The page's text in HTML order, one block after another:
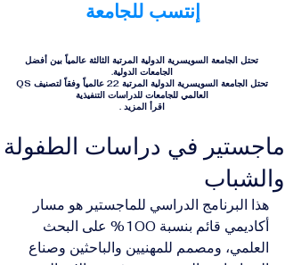
إنتسب للجامعة
تحتل الجامعة السويسرية الدولية المرتبة الثالثة عالمياً بين أفضل
الجامعات الدولية.
تحتل الجامعة السويسرية الدولية المرتبة 22 عالمياً وفقاً لتصنيف QS
العالمي للجامعات للدراسات التنفيذية
اقرأ المزيد .
ماجستير في دراسات الطفولة
والشباب
هذا البرنامج الدراسي للماجستير هو مسار
أكاديمي قائم بنسبة 100% على البحث
العلمي، ومصمم للمهنيين والباحثين وصناع